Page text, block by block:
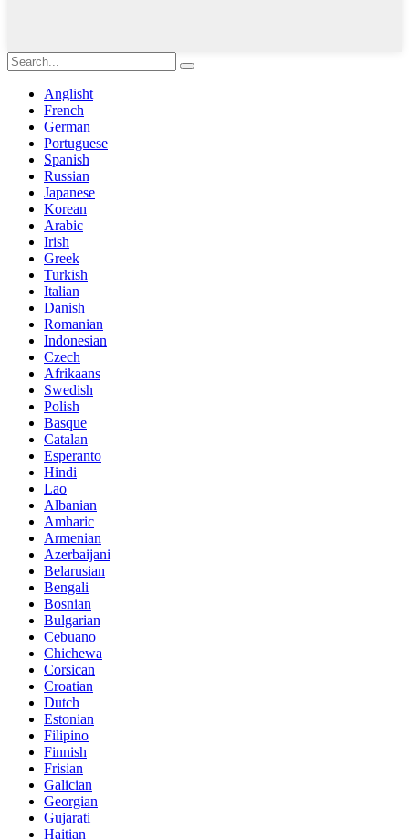
Anglisht
French
German
Portuguese
Spanish
Russian
Japanese
Korean
Arabic
Irish
Greek
Turkish
Italian
Danish
Romanian
Indonesian
Czech
Afrikaans
Swedish
Polish
Basque
Catalan
Esperanto
Hindi
Lao
Albanian
Amharic
Armenian
Azerbaijani
Belarusian
Bengali
Bosnian
Bulgarian
Cebuano
Chichewa
Corsican
Croatian
Dutch
Estonian
Filipino
Finnish
Frisian
Galician
Georgian
Gujarati
Haitian